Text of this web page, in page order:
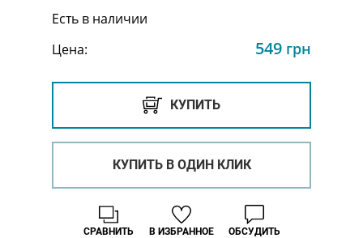
Есть в наличии
Цена:
549 грн
КУПИТЬ
КУПИТЬ В ОДИН КЛИК
В ИЗБРАННОЕ
СРАВНИТЬ ОБСУДИТЬ